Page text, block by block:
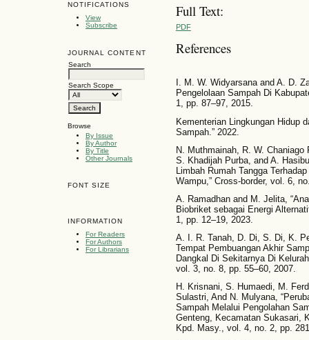
NOTIFICATIONS
View
Subscribe
JOURNAL CONTENT
Search
Search Scope
Browse
By Issue
By Author
By Title
Other Journals
FONT SIZE
INFORMATION
For Readers
For Authors
For Librarians
Full Text:
PDF
References
I. M. W. Widyarsana and A. D.
Pengelolaan Sampah Di
1, pp. 87–97, 2015.
Kementerian Lingkungan Hidup
Sampah.” 2022.
N. Muthmainah, R. W.
S. Khadijah Purba, and A.
Limbah Rumah Tangga
Wampu,” Cross-border, vol. 6,
A. Ramadhan and M. Jelita,
Biobriket sebagai Energi
1, pp. 12–19, 2023.
A. I. R. Tanah, D. Di, S. Di, K.
Tempat Pembuangan Akhir
Dangkal Di Sekitarnya Di
vol. 3, no. 8, pp. 55–60, 2007.
H. Krisnani, S. Humaedi, M.
Sulastri, And N. Mulyana,
Sampah Melalui Pengolahan
Genteng, Kecamatan Sukasari,
Kpd. Masy., vol. 4, no. 2, pp.